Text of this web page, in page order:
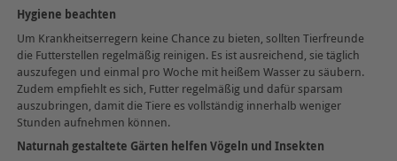
Hygiene beachten
Um Krankheitserregern keine Chance zu bieten, sollten Tierfreunde
die Futterstellen regelmäßig reinigen. Es ist ausreichend, sie täglich
auszufegen und einmal pro Woche mit heißem Wasser zu säubern.
Zudem empfiehlt es sich, Futter regelmäßig und dafür sparsam
auszubringen, damit die Tiere es vollständig innerhalb weniger
Stunden aufnehmen können.
Naturnah gestaltete Gärten helfen Vögeln und Insekten